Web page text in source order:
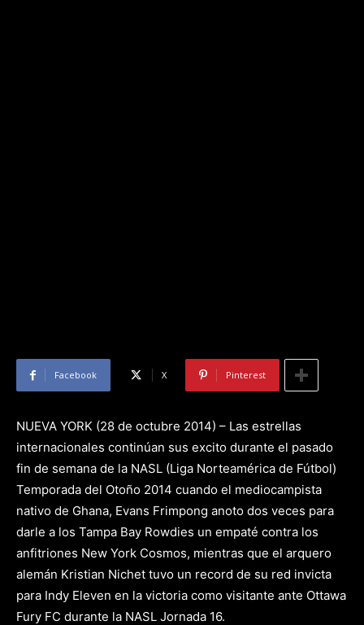
Facebook X Pinterest
NUEVA YORK (28 de octubre 2014) – Las estrellas
internacionales continúan sus excito durante el pasado
fin de semana de la NASL (Liga Norteamérica de Fútbol)
Temporada del Otoño 2014 cuando el mediocampista
nativo de Ghana, Evans Frimpong anoto dos veces para
darle a los Tampa Bay Rowdies un empaté contra los
anfitriones New York Cosmos, mientras que el arquero
alemán Kristian Nichet tuvo un record de su red invicta
para Indy Eleven en la victoria como visitante ante Ottawa
Fury FC durante la NASL Jornada 16.